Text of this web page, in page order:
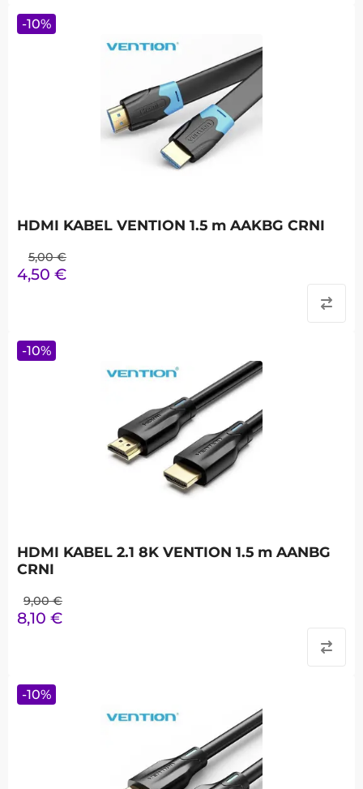
HDMI KABEL VENTION 1.5 m AAKBG CRNI
5,00 €
4,50 €
-10%
HDMI KABEL 2.1 8K VENTION 1.5 m AANBG
CRNI
9,00 €
8,10 €
-10%
-10%